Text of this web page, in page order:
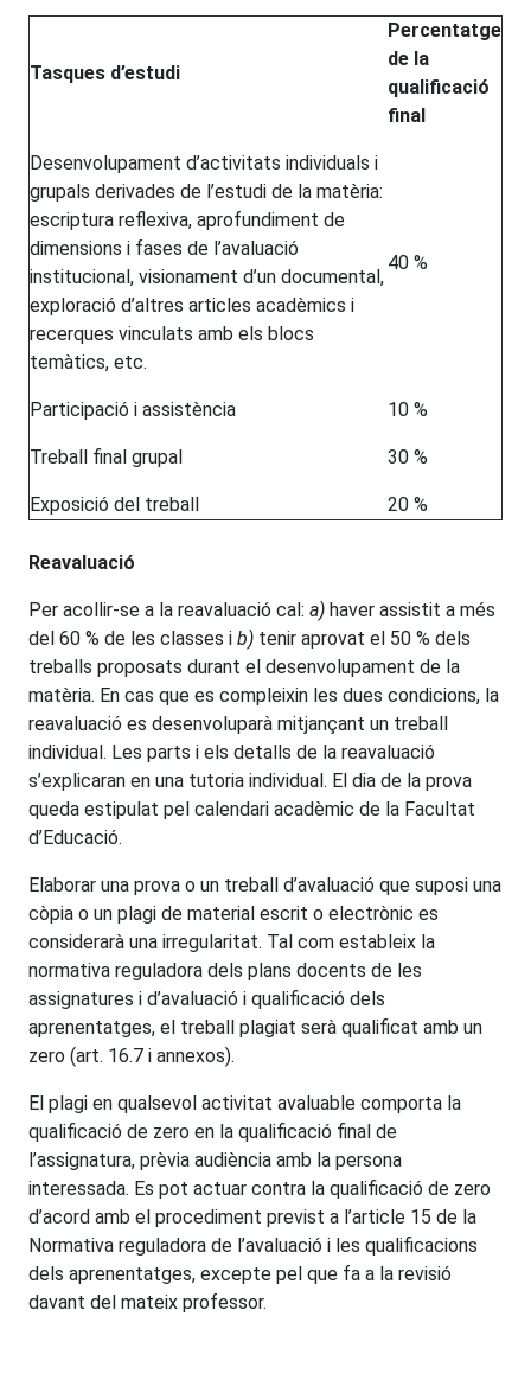
Tasques d’estudi
Percentatge
de la
qualificació
final
Desenvolupament d’activitats individuals i
grupals derivades de l’estudi de la matèria:
escriptura reflexiva, aprofundiment de
dimensions i fases de l’avaluació
institucional, visionament d’un documental,
exploració d’altres articles acadèmics i
recerques vinculats amb els blocs
temàtics, etc.
40 %
Participació i assistència 10 %
Treball final grupal 30 %
Exposició del treball 20 %
Reavaluació
Per acollir-se a la reavaluació cal: a) haver assistit a més
del 60 % de les classes i b) tenir aprovat el 50 % dels
treballs proposats durant el desenvolupament de la
matèria. En cas que es compleixin les dues condicions, la
reavaluació es desenvoluparà mitjançant un treball
individual. Les parts i els detalls de la reavaluació
s’explicaran en una tutoria individual. El dia de la prova
queda estipulat pel calendari acadèmic de la Facultat
d’Educació.
Elaborar una prova o un treball d’avaluació que suposi una
còpia o un plagi de material escrit o electrònic es
considerarà una irregularitat. Tal com estableix la
normativa reguladora dels plans docents de les
assignatures i d’avaluació i qualificació dels
aprenentatges, el treball plagiat serà qualificat amb un
zero (art. 16.7 i annexos).
El plagi en qualsevol activitat avaluable comporta la
qualificació de zero en la qualificació final de
l’assignatura, prèvia audiència amb la persona
interessada. Es pot actuar contra la qualificació de zero
d’acord amb el procediment previst a l’article 15 de la
Normativa reguladora de l’avaluació i les qualificacions
dels aprenentatges, excepte pel que fa a la revisió
davant del mateix professor.